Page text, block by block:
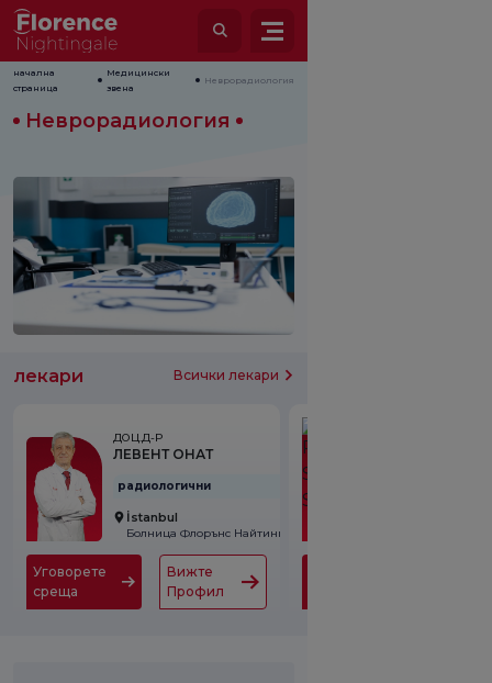
начална
страница
Медицински
звена
Неврорадиология
Неврорадиология
лекари Всички лекари
ДОЦ.Д-Р
ЛЕВЕНТ ОНАТ
радиологични
İstanbul
Уговорете
среща
Вижте
Профил